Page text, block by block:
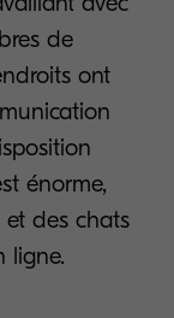
de
ont
énorme,
des chats
ligne.